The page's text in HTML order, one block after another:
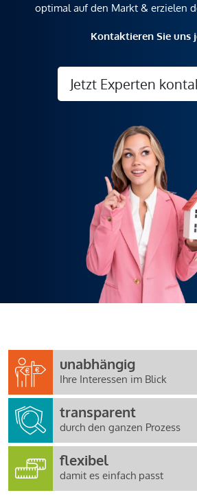
optimal auf den Markt & erzielen
Kontaktieren Sie uns
Jetzt Experten
unabhängig
Ihre Interessen im Blick
transparent
durch den ganzen Prozess
flexibel
damit es einfach passt